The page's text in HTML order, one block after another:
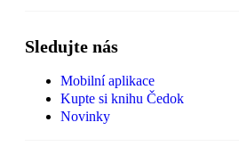
Sledujte nás
Mobilní aplikace
Kupte si knihu Čedok
Novinky